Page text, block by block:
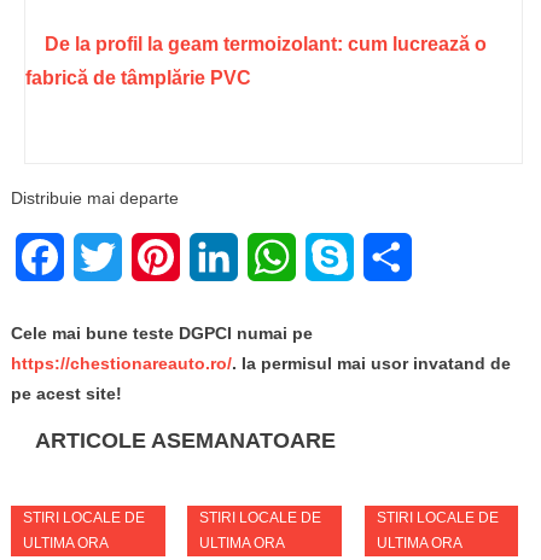
De la profil la geam termoizolant: cum lucrează o
fabrică de tâmplărie PVC
Distribuie mai departe
FacebookTwitter PinterestLinkedIn WhatsApp
Skype
Cele mai bune teste DGPCI numai pe
https://chestionareauto.ro/. Ia permisul mai usor invatand de
pe acest site!
ARTICOLE ASEMANATOARE
STIRI LOCALE DE
ULTIMA ORA
STIRI LOCALE DE
ULTIMA ORA
STIRI LOCALE DE
ULTIMA ORA